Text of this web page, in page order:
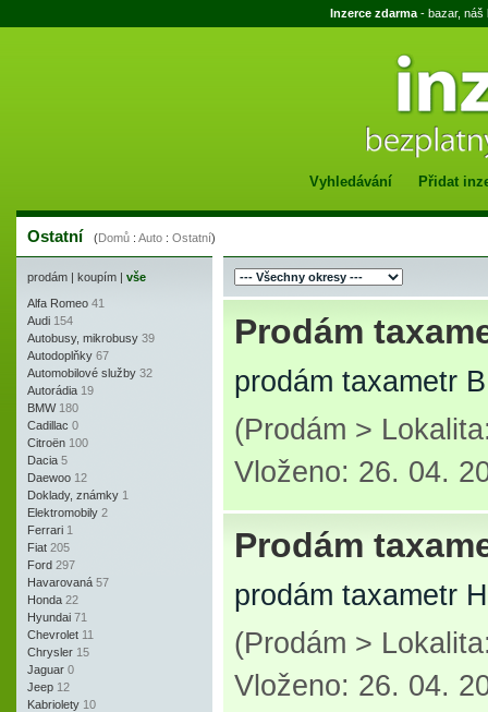
Inzerce zdarma - bazar, náš
Vyhledávání Přidat
Ostatní (Domů : Auto : Ostatní)
prodám | koupím | vše
Alfa Romeo 41
Audi 154
Autobusy, mikrobusy 39
Autodoplňky 67
Automobilové služby 32
Autorádia 19
BMW 180
Cadillac 0
Citroën 100
Dacia 5
Daewoo 12
Doklady, známky 1
Elektromobily 2
Ferrari 1
Fiat 205
Ford 297
Havarovaná 57
Honda 22
Hyundai 71
Chevrolet 11
Chrysler 15
Jaguar 0
Jeep 12
Kabriolety 10
Prodám
prodám taxametr
(Prodám >
Vloženo: 26. 04.
Prodám
prodám taxametr
(Prodám >
Vloženo: 26. 04.